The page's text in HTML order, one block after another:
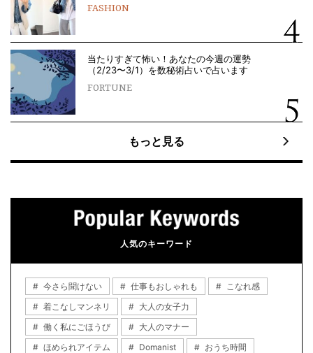
FASHION
当たりすぎて怖い！あなたの今週の運勢
（2/23〜3/1）を数秘術占いで占います
FORTUNE
もっと見る
人気のキーワード
今さら聞けない 仕事もおしゃれも
こなれ感
着こなしマンネリ
大人の女子力
働く私にごほうび
大人のマナー
ほめられアイテム
Domanist おうち時間